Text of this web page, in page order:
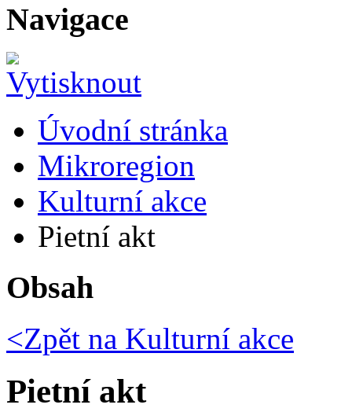
Navigace
Úvodní stránka
Mikroregion
Kulturní akce
Pietní akt
Obsah
<Zpět na Kulturní akce
Pietní akt